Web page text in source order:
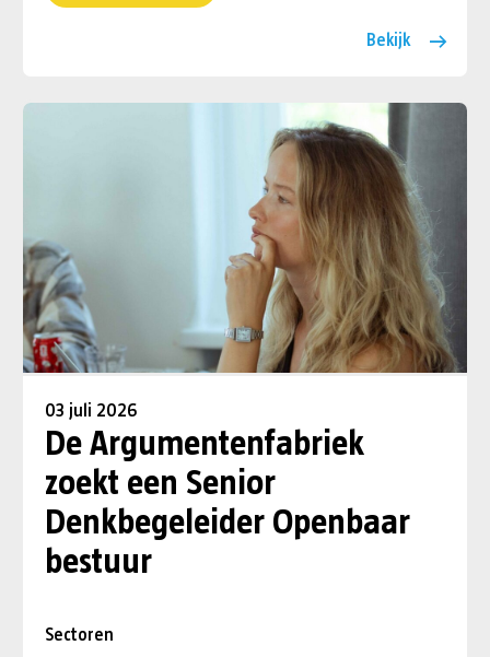
Bekijk
03 juli 2026
De Argumentenfabriek
zoekt een Senior
Denkbegeleider Openbaar
bestuur
Sectoren